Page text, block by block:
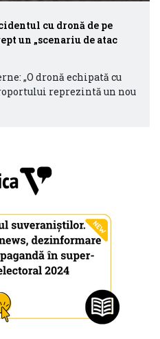
cu dronă de pe
un „scenariu de atac
„O dronă echipată cu
reprezintă un nou